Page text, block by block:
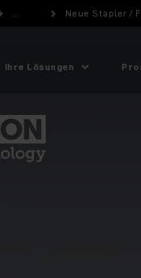
... Neue Stapler /
Ihre Lösungen